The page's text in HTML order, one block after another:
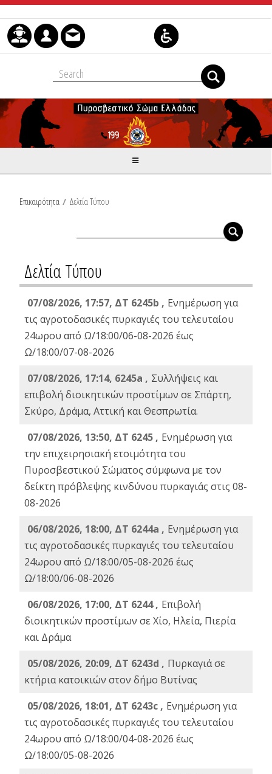
Skip to Content
Επικαιρότητα / Δελτία Τύπου
Δελτία Τύπου
07/08/2026, 17:57, ΔΤ 6245b , Ενημέρωση για
τις αγροτοδασικές πυρκαγιές του τελευταίου
24ωρου από Ω/18:00/06-08-2026 έως
Ω/18:00/07-08-2026
07/08/2026, 17:14, 6245a , Συλλήψεις και
επιβολή διοικητικών προστίμων σε Σπάρτη,
Σκύρο, Δράμα, Αττική και Θεσπρωτία.
07/08/2026, 13:50, ΔΤ 6245 , Ενημέρωση για
την επιχειρησιακή ετοιμότητα του
Πυροσβεστικού Σώματος σύμφωνα με τον
δείκτη πρόβλεψης κινδύνου πυρκαγιάς στις 08-
08-2026
06/08/2026, 18:00, ΔΤ 6244a , Ενημέρωση για
τις αγροτοδασικές πυρκαγιές του τελευταίου
24ωρου από Ω/18:00/05-08-2026 έως
Ω/18:00/06-08-2026
06/08/2026, 17:00, ΔΤ 6244 , Επιβολή
διοικητικών προστίμων σε Χίο, Ηλεία, Πιερία
και Δράμα
05/08/2026, 20:09, ΔΤ 6243d , Πυρκαγιά σε
κτήρια κατοικιών στον δήμο Βυτίνας
05/08/2026, 18:01, ΔΤ 6243c , Ενημέρωση για
τις αγροτοδασικές πυρκαγιές του τελευταίου
24ωρου από Ω/18:00/04-08-2026 έως
Ω/18:00/05-08-2026